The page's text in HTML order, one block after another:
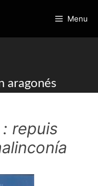
Menu
aragonés
repuis